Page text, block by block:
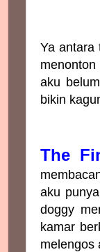
Ya antara
aku
bikin
The
aku
doggy
kamar
melengos